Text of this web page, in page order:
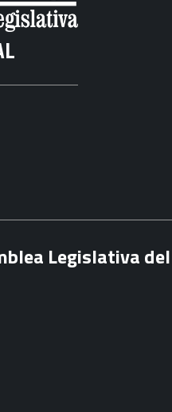
Legislativa